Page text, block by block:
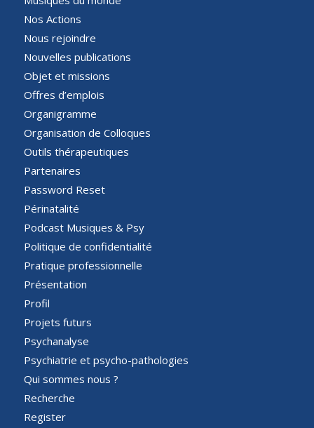
Nos Actions
Nous rejoindre
Nouvelles publications
Objet et missions
Offres d’emplois
Organigramme
Organisation de Colloques
Outils thérapeutiques
Partenaires
Password Reset
Périnatalité
Podcast Musiques & Psy
Politique de confidentialité
Pratique professionnelle
Présentation
Profil
Projets futurs
Psychanalyse
Psychiatrie et psycho-pathologies
Qui sommes nous ?
Recherche
Register